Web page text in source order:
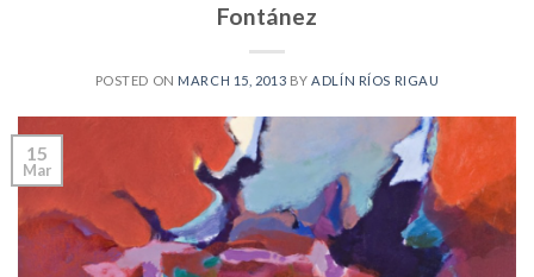
Fontánez
POSTED ON MARCH 15, 2013 BYADLÍN RÍOS RIGAU
15
Mar